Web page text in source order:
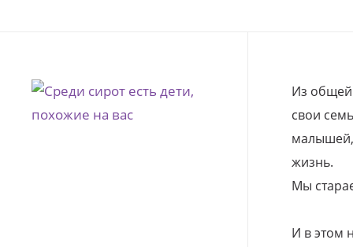
Из общей
свои
малышей,
жизнь.
Мы
И в этом